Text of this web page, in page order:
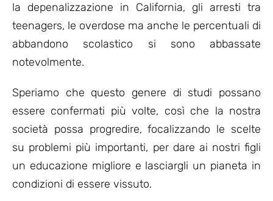
la depenalizzazione in California, gli arresti tra
teenagers, le overdose ma anche le percentuali di
abbandono scolastico si sono abbassate
notevolmente.
Speriamo che questo genere di studi possano
essere confermati più volte, così che la nostra
società possa progredire, focalizzando le scelte
su problemi più importanti, per dare ai nostri figli
un educazione migliore e lasciargli un pianeta in
condizioni di essere vissuto.